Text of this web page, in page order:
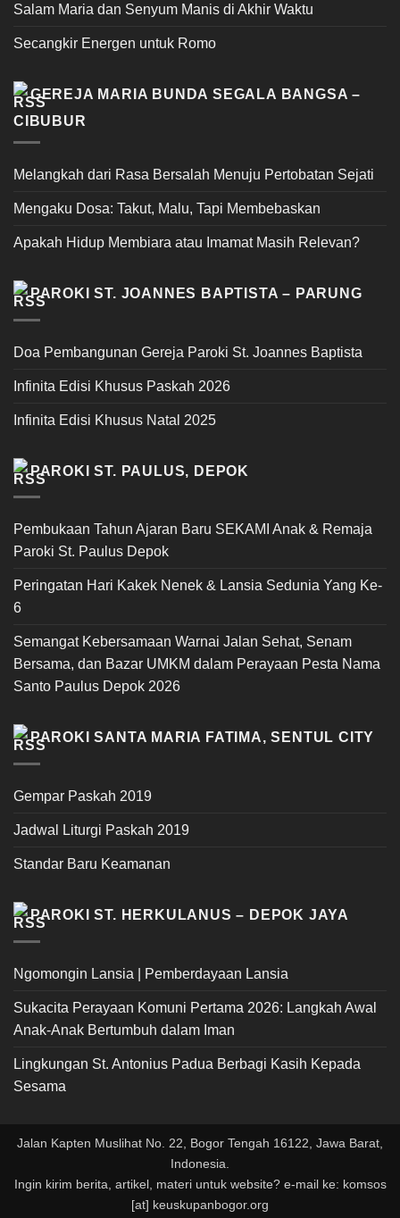
Salam Maria dan Senyum Manis di Akhir Waktu
Secangkir Energen untuk Romo
GEREJA MARIA BUNDA SEGALA BANGSA –
CIBUBUR
Melangkah dari Rasa Bersalah Menuju Pertobatan Sejati
Mengaku Dosa: Takut, Malu, Tapi Membebaskan
Apakah Hidup Membiara atau Imamat Masih Relevan?
PAROKI ST. JOANNES BAPTISTA – PARUNG
Doa Pembangunan Gereja Paroki St. Joannes Baptista
Infinita Edisi Khusus Paskah 2026
Infinita Edisi Khusus Natal 2025
PAROKI ST. PAULUS, DEPOK
Pembukaan Tahun Ajaran Baru SEKAMI Anak & Remaja
Paroki St. Paulus Depok
Peringatan Hari Kakek Nenek & Lansia Sedunia Yang Ke-
6
Semangat Kebersamaan Warnai Jalan Sehat, Senam
Bersama, dan Bazar UMKM dalam Perayaan Pesta Nama
Santo Paulus Depok 2026
PAROKI SANTA MARIA FATIMA, SENTUL CITY
Gempar Paskah 2019
Jadwal Liturgi Paskah 2019
Standar Baru Keamanan
PAROKI ST. HERKULANUS – DEPOK JAYA
Ngomongin Lansia | Pemberdayaan Lansia
Sukacita Perayaan Komuni Pertama 2026: Langkah Awal
Anak-Anak Bertumbuh dalam Iman
Lingkungan St. Antonius Padua Berbagi Kasih Kepada
Sesama
Jalan Kapten Muslihat No. 22, Bogor Tengah 16122, Jawa Barat,
Indonesia.
Ingin kirim berita, artikel, materi untuk website? e-mail ke: komsos
[at] keuskupanbogor.org